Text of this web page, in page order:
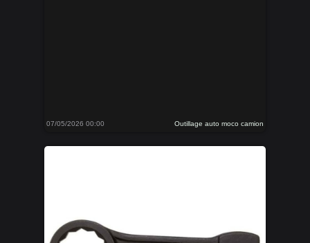
07/05/2026 00:00 Outillage auto moco camion